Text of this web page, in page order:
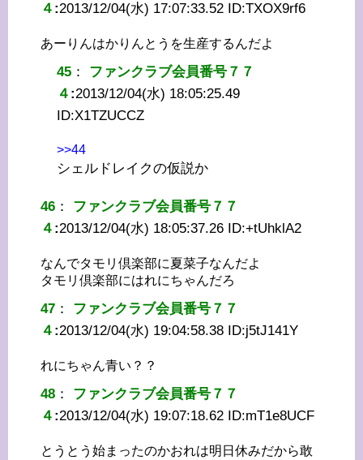
４ :2013/12/04(水) 17:07:33.52 ID:TXOX9rf6
あーりんはかりんとうを生産するんだよ
45 ： ファンクラブ会員番号７７
４ :2013/12/04(水) 18:05:25.49
ID:X1TZUCCZ
>>44
シェルドレイクの仮説か
46 ： ファンクラブ会員番号７７
４ :2013/12/04(水) 18:05:37.26 ID:+tUhklA2
なんでタモリ倶楽部に夏菜子なんだよ
タモリ倶楽部にはれにちゃんだろ
47 ： ファンクラブ会員番号７７
４ :2013/12/04(水) 19:04:58.38 ID:j5tJ141Y
れにちゃん青い？？
48 ： ファンクラブ会員番号７７
４ :2013/12/04(水) 19:07:18.62 ID:mT1e8UCF
とうとう始まったのかおれは明日休みだから敢